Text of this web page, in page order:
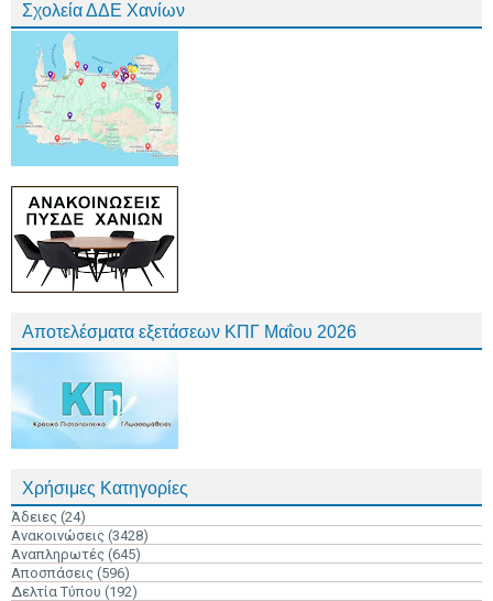
Σχολεία ΔΔΕ Χανίων
Αποτελέσματα εξετάσεων ΚΠΓ Μαΐου 2026
Χρήσιμες Κατηγορίες
Άδειες (24)
Ανακοινώσεις (3428)
Αναπληρωτές (645)
Αποσπάσεις (596)
Δελτία Τύπου (192)